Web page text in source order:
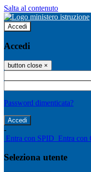
Salta al contenuto
Accedi
Accedi
button close ×
Password dimenticata?
-
Entra con SPID Entra con
Seleziona utente